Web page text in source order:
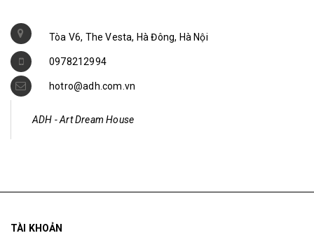
Tòa V6, The Vesta, Hà Đông, Hà Nội
0978212994
hotro@adh.com.vn
ADH - Art Dream House
TÀI KHOẢN